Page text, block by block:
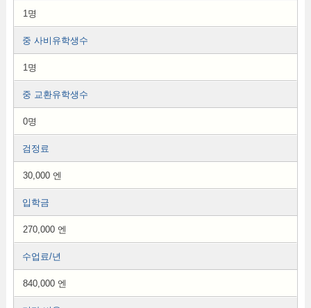
1명
중 사비유학생수
1명
중 교환유학생수
0명
검정료
30,000 엔
입학금
270,000 엔
수업료/년
840,000 엔